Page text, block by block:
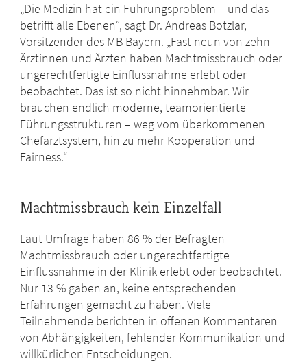
„Die Medizin hat ein Führungsproblem – und das
betrifft alle Ebenen“, sagt Dr. Andreas Botzlar,
Vorsitzender des MB Bayern. „Fast neun von zehn
Ärztinnen und Ärzten haben Machtmissbrauch oder
ungerechtfertigte Einflussnahme erlebt oder
beobachtet. Das ist so nicht hinnehmbar. Wir
brauchen endlich moderne, teamorientierte
Führungsstrukturen – weg vom überkommenen
Chefarztsystem, hin zu mehr Kooperation und
Fairness.“
Machtmissbrauch kein Einzelfall
Laut Umfrage haben 86 % der Befragten
Machtmissbrauch oder ungerechtfertigte
Einflussnahme in der Klinik erlebt oder beobachtet.
Nur 13 % gaben an, keine entsprechenden
Erfahrungen gemacht zu haben. Viele
Teilnehmende berichten in offenen Kommentaren
von Abhängigkeiten, fehlender Kommunikation und
willkürlichen Entscheidungen.